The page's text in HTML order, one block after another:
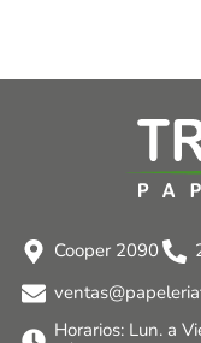
Cooper 2090
Horarios: Lun. a